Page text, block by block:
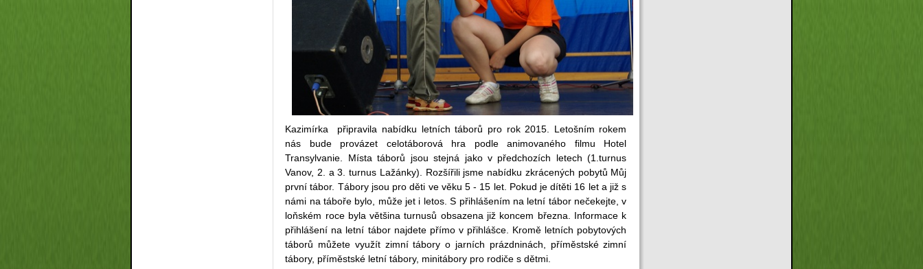
Kazimírka připravila nabídku letních táborů pro rok 2015. Letošním rokem
nás bude provázet celotáborová hra podle animovaného filmu Hotel
Transylvanie. Místa táborů jsou stejná jako v předchozích letech (1.turnus
Vanov, 2. a 3. turnus Lažánky). Rozšířili jsme nabídku zkrácených pobytů Můj
první tábor. Tábory jsou pro děti ve věku 5 - 15 let. Pokud je dítěti 16 let a již s
námi na táboře bylo, může jet i letos. S přihlášením na letní tábor nečekejte, v
loňském roce byla většina turnusů obsazena již koncem března. Informace k
přihlášení na letní tábor najdete přímo v přihlášce. Kromě letních pobytových
táborů můžete využít zimní tábory o jarních prázdninách, příměstské zimní
tábory, příměstské letní tábory, minitábory pro rodiče s dětmi.